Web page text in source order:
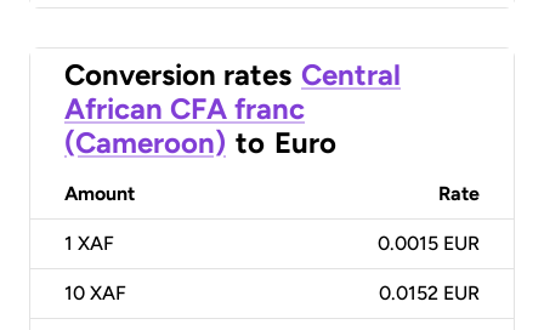
Conversion rates Central
African CFA franc
(Cameroon) to Euro
Amount Rate
1 XAF 0.0015 EUR
10 XAF 0.0152 EUR